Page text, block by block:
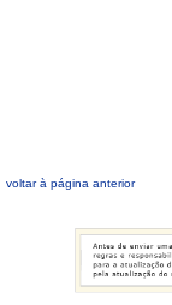
voltar à página anterior